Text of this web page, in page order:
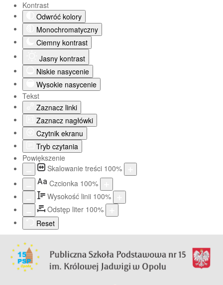
Kontrast
Odwróć kolory
Monochromatyczny
Ciemny kontrast
Jasny kontrast
Niskie nasycenie
Wysokie nasycenie
Tekst
Zaznacz linki
Zaznacz nagłówki
Czytnik ekranu
Tryb czytania
Powiększenie
Skalowanie treści 100%
Aa Czcionka 100%
Wysokość linii 100%
Odstęp liter 100%
Reset